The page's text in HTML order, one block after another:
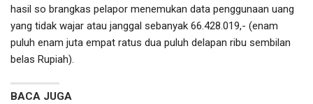
hasil so brangkas pelapor menemukan data penggunaan uang
yang tidak wajar atau janggal sebanyak 66.428.019,- (enam
puluh enam juta empat ratus dua puluh delapan ribu sembilan
belas Rupiah).
BACA JUGA